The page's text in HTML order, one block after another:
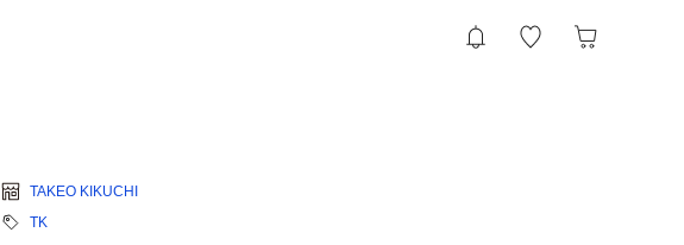
TAKEO KIKUCHI
TK